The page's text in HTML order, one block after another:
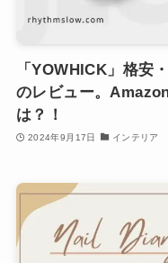
「YOWHICK」格安
のレビュー。
は？！
2024年9月17日 インテリア